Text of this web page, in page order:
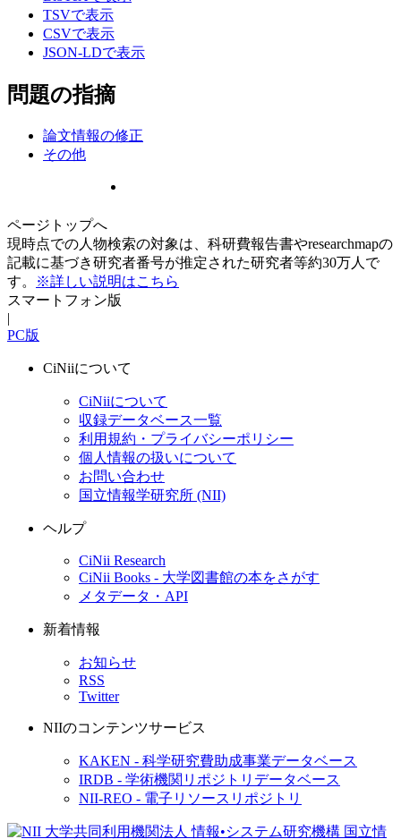
TSVで表示
CSVで表示
JSON-LDで表示
問題の指摘
論文情報の修正
その他
ページトップへ
現時点での人物検索の対象は、科研費報告書やresearchmapの
記載に基づき研究者番号が推定された研究者等約30万人で
す。
※詳しい説明はこちら
スマートフォン版
|
PC版
CiNiiについて
CiNiiについて
収録データベース一覧
利用規約・プライバシーポリシー
個人情報の扱いについて
お問い合わせ
国立情報学研究所 (NII)
ヘルプ
CiNii Research
CiNii Books - 大学図書館の本をさがす
メタデータ・API
新着情報
お知らせ
RSS
Twitter
NIIのコンテンツサービス
KAKEN - 科学研究費助成事業データベース
IRDB - 学術機関リポジトリデータベース
NII-REO - 電子リソースリポジトリ